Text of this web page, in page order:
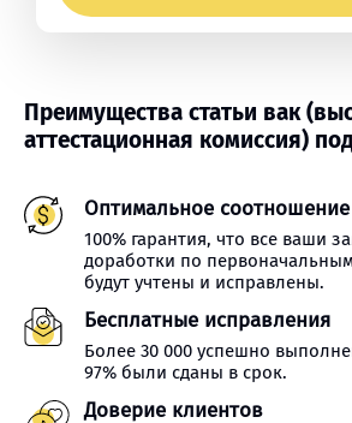
Преимущества статьи вак
аттестационная комиссия)
Оптимальное
100% гарантия, что все ваши
доработки по
будут учтены и исправлены.
Бесплатные исправления
Более 30 000 успешно
97% были сданы в срок.
Доверие клиентов